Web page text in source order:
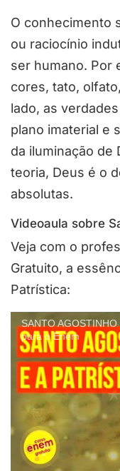
O conhecimento
ou raciocínio
ser humano. Por
cores, tato,
lado, as
plano imaterial e
da iluminação de
teoria, Deus é o
absolutas.
Videoaula sobre
Veja com o
Gratuito, a
Patrística:
SANTO
para o Enem